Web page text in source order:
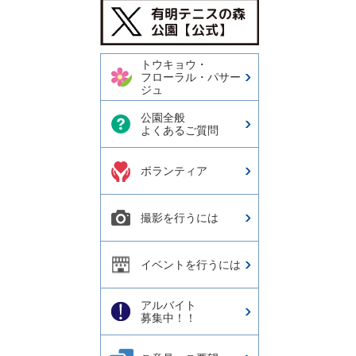
今日の有明テニスの森公園
【公式X】
トウキョウ・
フローラル・パサー
ジュ
公園全般
よくあるご質問
ボランティア
撮影を行うには
イベントを行うには
アルバイト
募集中！！